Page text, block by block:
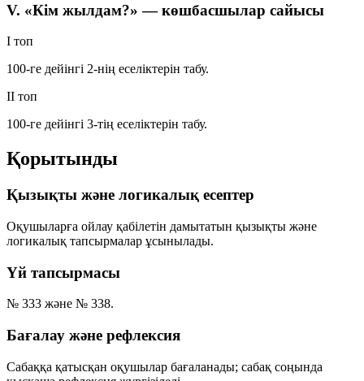
V. «Кім жылдам?» — көшбасшылар сайысы
I топ
100-ге дейінгі 2-нің еселіктерін табу.
II топ
100-ге дейінгі 3-тің еселіктерін табу.
Қорытынды
Қызықты және логикалық есептер
Оқушыларға ойлау қабілетін дамытатын қызықты және
логикалық тапсырмалар ұсынылады.
Үй тапсырмасы
№ 333 және № 338.
Бағалау және рефлексия
Сабаққа қатысқан оқушылар бағаланады; сабақ соңында